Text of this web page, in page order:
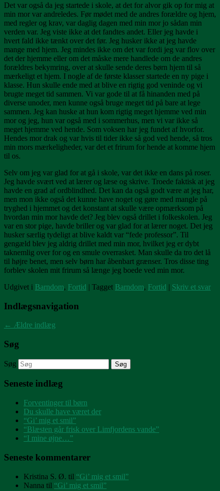
Det var også da jeg startede i skole, at det for alvor gik op for mig at
min mor var andreledes. Før mødet med de andres forældre og hjem,
med regler og krav, var daglig dagen med min mor jo sådan min
verden var. Jeg viste ikke at det fandtes andet. Eller jeg havde i
hvert fald ikke tænkt over det før. Jeg husker ikke at jeg havde
mange med hjem. Jeg mindes ikke om det var fordi jeg var flov over
det der hjemme eller om det måske mere handlede om de andres
forældres bekymring, over at skulle sende deres børn hjem til så
mærkeligt et hjem. I nogle af de første klasser startede en ny pige i
klasse. Hun skulle ende med at blive en rigtig god veninde og vi
brugte meget tid sammen. Vi var gode til at få hinanden med på
diverse unoder, men kunne også bruge meget tid på bare at lege
sammen. Jeg kan huske at hun kom rigtig meget hjemme ved min
mor og jeg, hun var også med i sommerhus, men vi var ikke så
meget hjemme ved hende. Som voksen har jeg fundet af hvorfor.
Hendes mor drak og var hvis til tider ikke så god ved hende, så tros
min mors mærkeligheder, var det et frirum for hende at komme hjem
til os.
Selv om jeg var glad for at gå i skole, var det ikke en dans på roser.
Jeg havde svært ved at lærer og læse og skrive. Troede faktisk at jeg
havde en grad af ordblindhed. Det kan da også godt være at jeg har,
men mon ikke også det kunne have noget og gøre med mangle på
tryghed i hjemmet og det konstant at skulle være opmærksom på
hvordan min mor havde det? Jeg blev også drillet i folkeskolen. Jeg
var en stor pige, havde briller og var glad for at lærer noget. Det jeg
husker særlig tydeligt at blive kaldt var “fede professor”. Til
gengæld blev jeg aldrig drillet med min mor, hvilket jeg er dybt
taknemlig over for og en smule overrasket. Man skulle da tro det lå
til højre benet, men selv børn har åbenbart grænser. Tros disse ting
forblev skolen mit frirum så længe jeg boede ved min mor.
Udgivet i Barndom, Fortid | Tagget Barndom, Fortid | Skriv et svar
Indlægsnavigation
← Ældre indlæg
Søg
Søg
Seneste indlæg
Forventinger til børn
Du skulle have været der
“Gi’ mig et smil”
“Blæsten går frisk over Limfjordens vande”
“I mine øjne…”
Seneste kommentarer
Kristina S. Ø. til “Gi’ mig et smil”
Nanna til “Gi’ mig et smil”